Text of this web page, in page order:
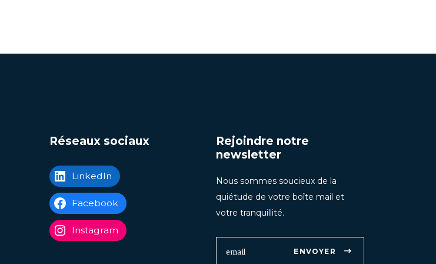
Réseaux sociaux
LinkedIn
Facebook
Instagram
Rejoindre notre
newsletter
Nous sommes soucieux de la
quiétude de votre boîte mail et
votre tranquillité.
ENVOYER